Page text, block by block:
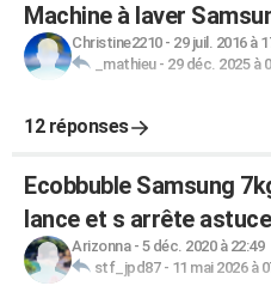
Machine à laver
Christine2210- 29 juil. 2016 à
_mathieu- 29 déc. 2025 à
12 réponses
Ecobbuble Samsung
lance et s arrête astuce
Arizonna- 5 déc. 2020 à 22:49
stf_jpd87- 11 mai 2026 à